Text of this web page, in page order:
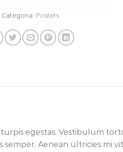
Categoria: Posters
egestas. Vestibulum
Aenean ultricies mi